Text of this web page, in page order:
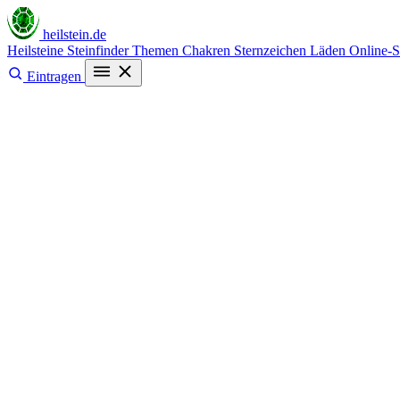
heilstein.de
Heilsteine SteinfinderThemen Chakren Sternzeichen Läden Online-
Eintragen